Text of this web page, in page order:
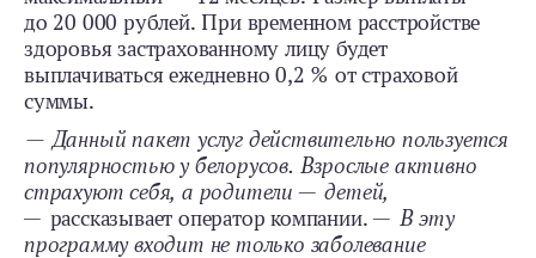
до 20 000 рублей. При временном расстройстве
здоровья застрахованному лицу будет
выплачиваться ежедневно 0,2 % от страховой
суммы.
—Данный пакет услуг действительно пользуется
популярностью у белорусов. Взрослые активно
страхуют себя, а родители — детей,
— рассказывает оператор компании. — В эту
программу входит не только заболевание